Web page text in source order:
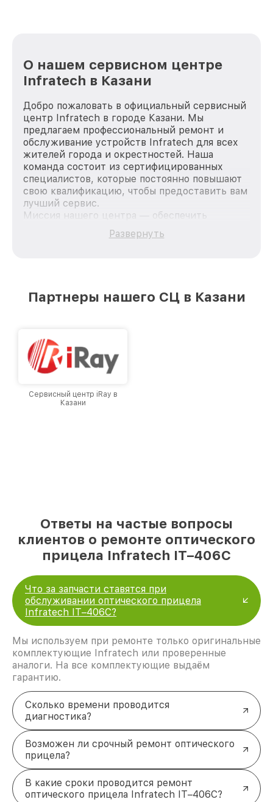
О нашем сервисном центре
Infratech в Казани
Добро пожаловать в официальный сервисный
центр Infratech в городе Казани. Мы
предлагаем профессиональный ремонт и
обслуживание устройств Infratech для всех
жителей города и окрестностей. Наша
команда состоит из сертифицированных
специалистов, которые постоянно повышают
свою квалификацию, чтобы предоставить вам
лучший сервис.
Миссия нашего центра — обеспечить
качественный и доступный ремонт для
каждого пользователя продукции Infratech,
лучшим сервисным центром Infratech в
Развернуть
Партнеры нашего СЦ в Казани
Сервисный центр iRay в
Казани
Ответы на частые вопросы
клиентов о ремонте оптического
прицела Infratech IT–406С
Что за запчасти ставятся при
обслуживании оптического прицела
Infratech IT–406С?
Мы используем при ремонте только оригинальные
комплектующие Infratech или проверенные
аналоги. На все комплектующие выдаём
гарантию.
Сколько времени проводится
диагностика?
Возможен ли срочный ремонт оптического
прицела?
В какие сроки проводится ремонт
оптического прицела Infratech IT–406С?